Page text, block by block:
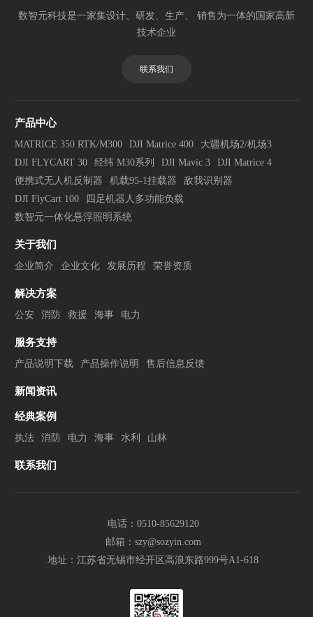
数智元科技是一家集设计、研发、生产、 销售为一体的国家高新
技术企业
联系我们
产品中心
MATRICE 350 RTK/M300 DJI Matrice 400
大疆机场2/机场3
DJI FLYCART 30
经纬 M30系列 DJI Mavic 3
DJI Matrice 4
便携式无人机反制器
机载95-1挂载器
敌我识别器
DJI FlyCart 100
四足机器人多功能负载
数智元一体化悬浮照明系统
关于我们
企业简介 企业文化 发展历程 荣誉资质
解决方案
公安 消防 救援 海事 电力
服务支持
产品说明下载 产品操作说明 售后信息反馈
新闻资讯
经典案例
执法 消防 电力 海事 水利 山林
联系我们
电话：0510-85629120
邮箱：szy@sozyin.com
地址：江苏省无锡市经开区高浪东路999号A1-618